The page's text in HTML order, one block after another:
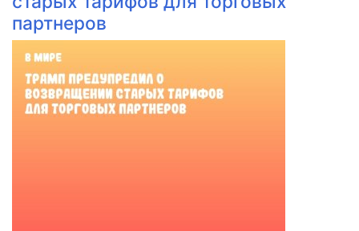
партнеров